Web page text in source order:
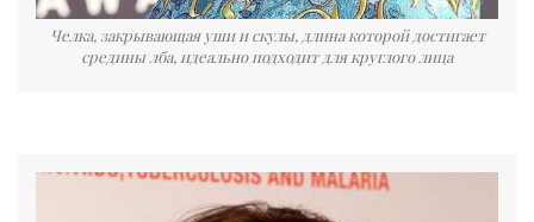
Челка, закрывающая уши и скулы, длина которой достигает
средины лба, идеально подходит для круглого лица